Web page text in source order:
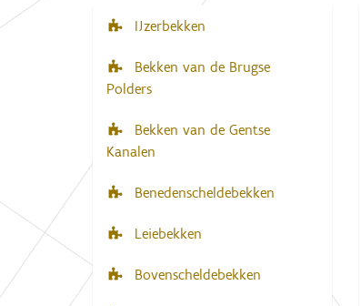
N
a
v
g
t
IJzerbekken
Bekken van de Brugse
Polders
Bekken van de Gentse
Kanalen
Benedenscheldebekken
Leiebekken
Bovenscheldebekken